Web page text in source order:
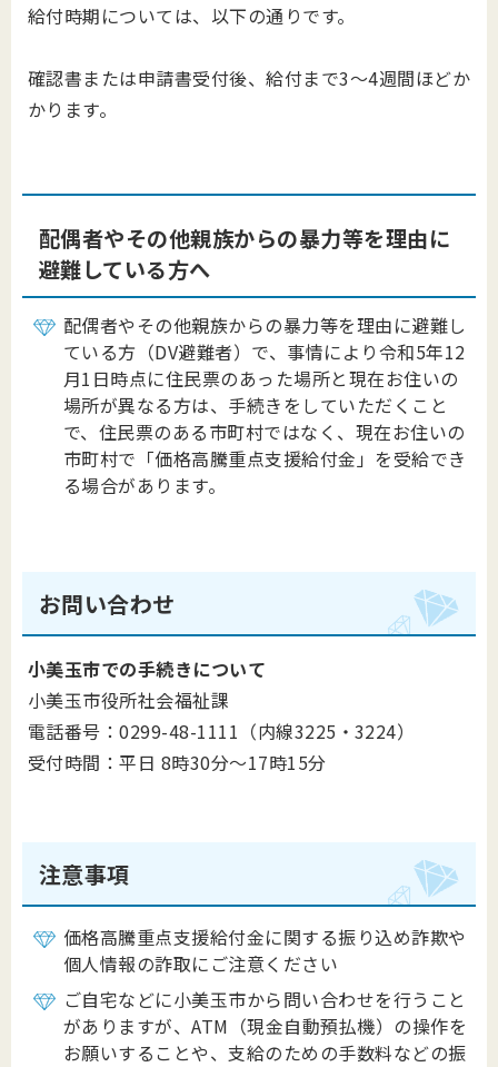
給付時期については、以下の通りです。
確認書または申請書受付後、給付まで3～4週間ほどか
かります。
配偶者やその他親族からの暴力等を理由に
避難している方へ
配偶者やその他親族からの暴力等を理由に避難し
ている方（DV避難者）で、事情により令和5年12
月1日時点に住民票のあった場所と現在お住いの
場所が異なる方は、手続きをしていただくこと
で、住民票のある市町村ではなく、現在お住いの
市町村で「価格高騰重点支援給付金 」を受給でき
る場合があります。
お問い合わせ
小美玉市での手続きについて
小美玉市役所社会福祉課
電話番号：0299-48-1111（内線3225・3224）
受付時間：平日 8時30分～17時15分
注意事項
価格高騰重点支援給付金に関する振り込め詐欺や
個人情報の詐取にご注意ください
ご自宅などに小美玉市から問い合わせを行うこと
がありますが、ATM（現金自動預払機）の操作を
お願いすることや、支給のための手数料などの振